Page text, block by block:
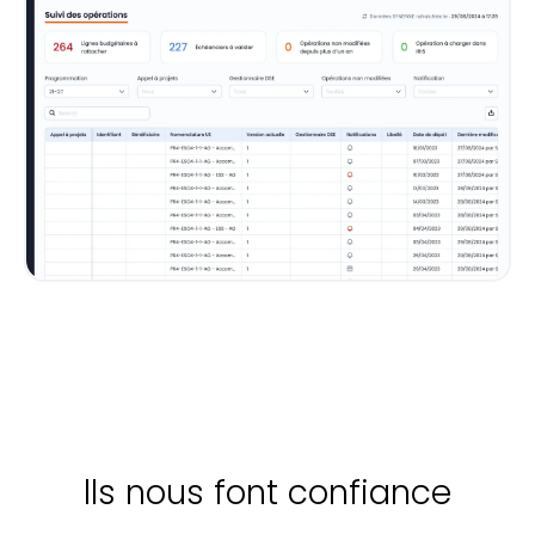
lls nous font confiance